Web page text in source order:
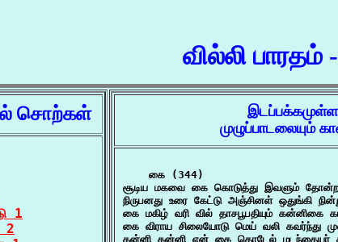
வில்லி
சொற்கள்
1
2
    கை (344)
சூடிய மகவை கை கொடுத்து இவளும்
நிருபனது உரை கேட்டு அஞ்சினள் ஒதுங்கி
கை மகிழ் வரி வில் தாசபூபதியும் கன்னிகை
கை விராய சிலையோடு மெய் வலி கவர்ந்து
கன்னி கன்னி என் கை தொடேல் மடந்தையர்